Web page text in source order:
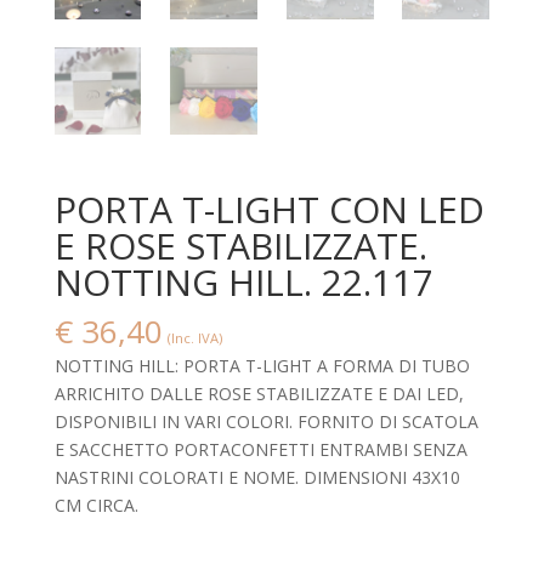
PORTA T-LIGHT CON LED
E ROSE STABILIZZATE.
NOTTING HILL. 22.117
€36,40 (Inc. IVA)
NOTTING HILL: PORTA T-LIGHT A FORMA DI TUBO
ARRICHITO DALLE ROSE STABILIZZATE E DAI LED,
DISPONIBILI IN VARI COLORI. FORNITO DI SCATOLA
E SACCHETTO PORTACONFETTI ENTRAMBI SENZA
NASTRINI COLORATI E NOME. DIMENSIONI 43X10
CM CIRCA.